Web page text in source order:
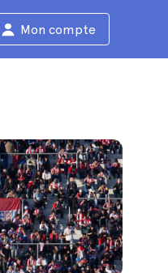
Mon compte